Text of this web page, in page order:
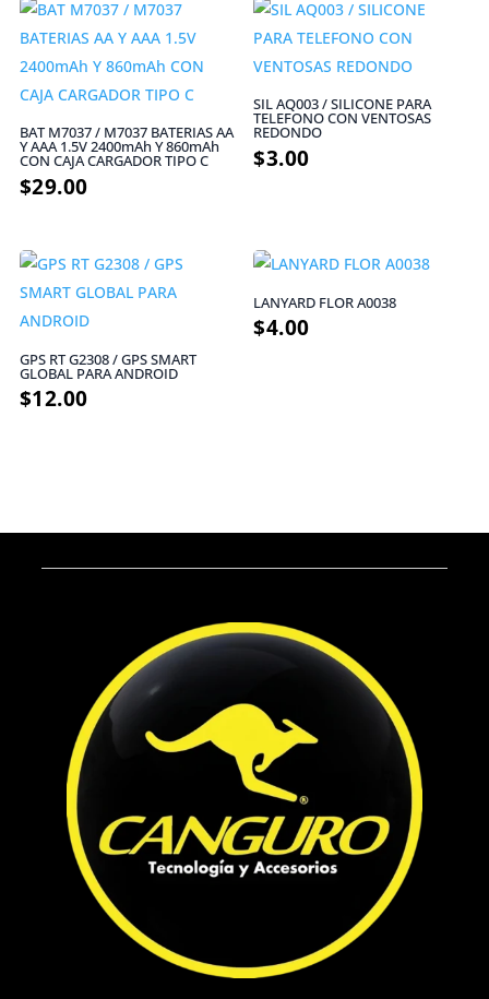
BAT M7037 / M7037 BATERIAS AA
Y AAA 1.5V 2400mAh Y 860mAh
CON CAJA CARGADOR TIPO C
$29.00
SIL AQ003 / SILICONE PARA
TELEFONO CON VENTOSAS
REDONDO
$3.00
GPS RT G2308 / GPS SMART
GLOBAL PARA ANDROID
$12.00
LANYARD FLOR A0038
$4.00